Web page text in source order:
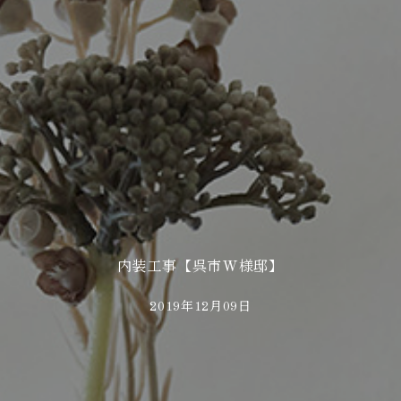
内装工事【呉市W様邸】
2019年12月09日